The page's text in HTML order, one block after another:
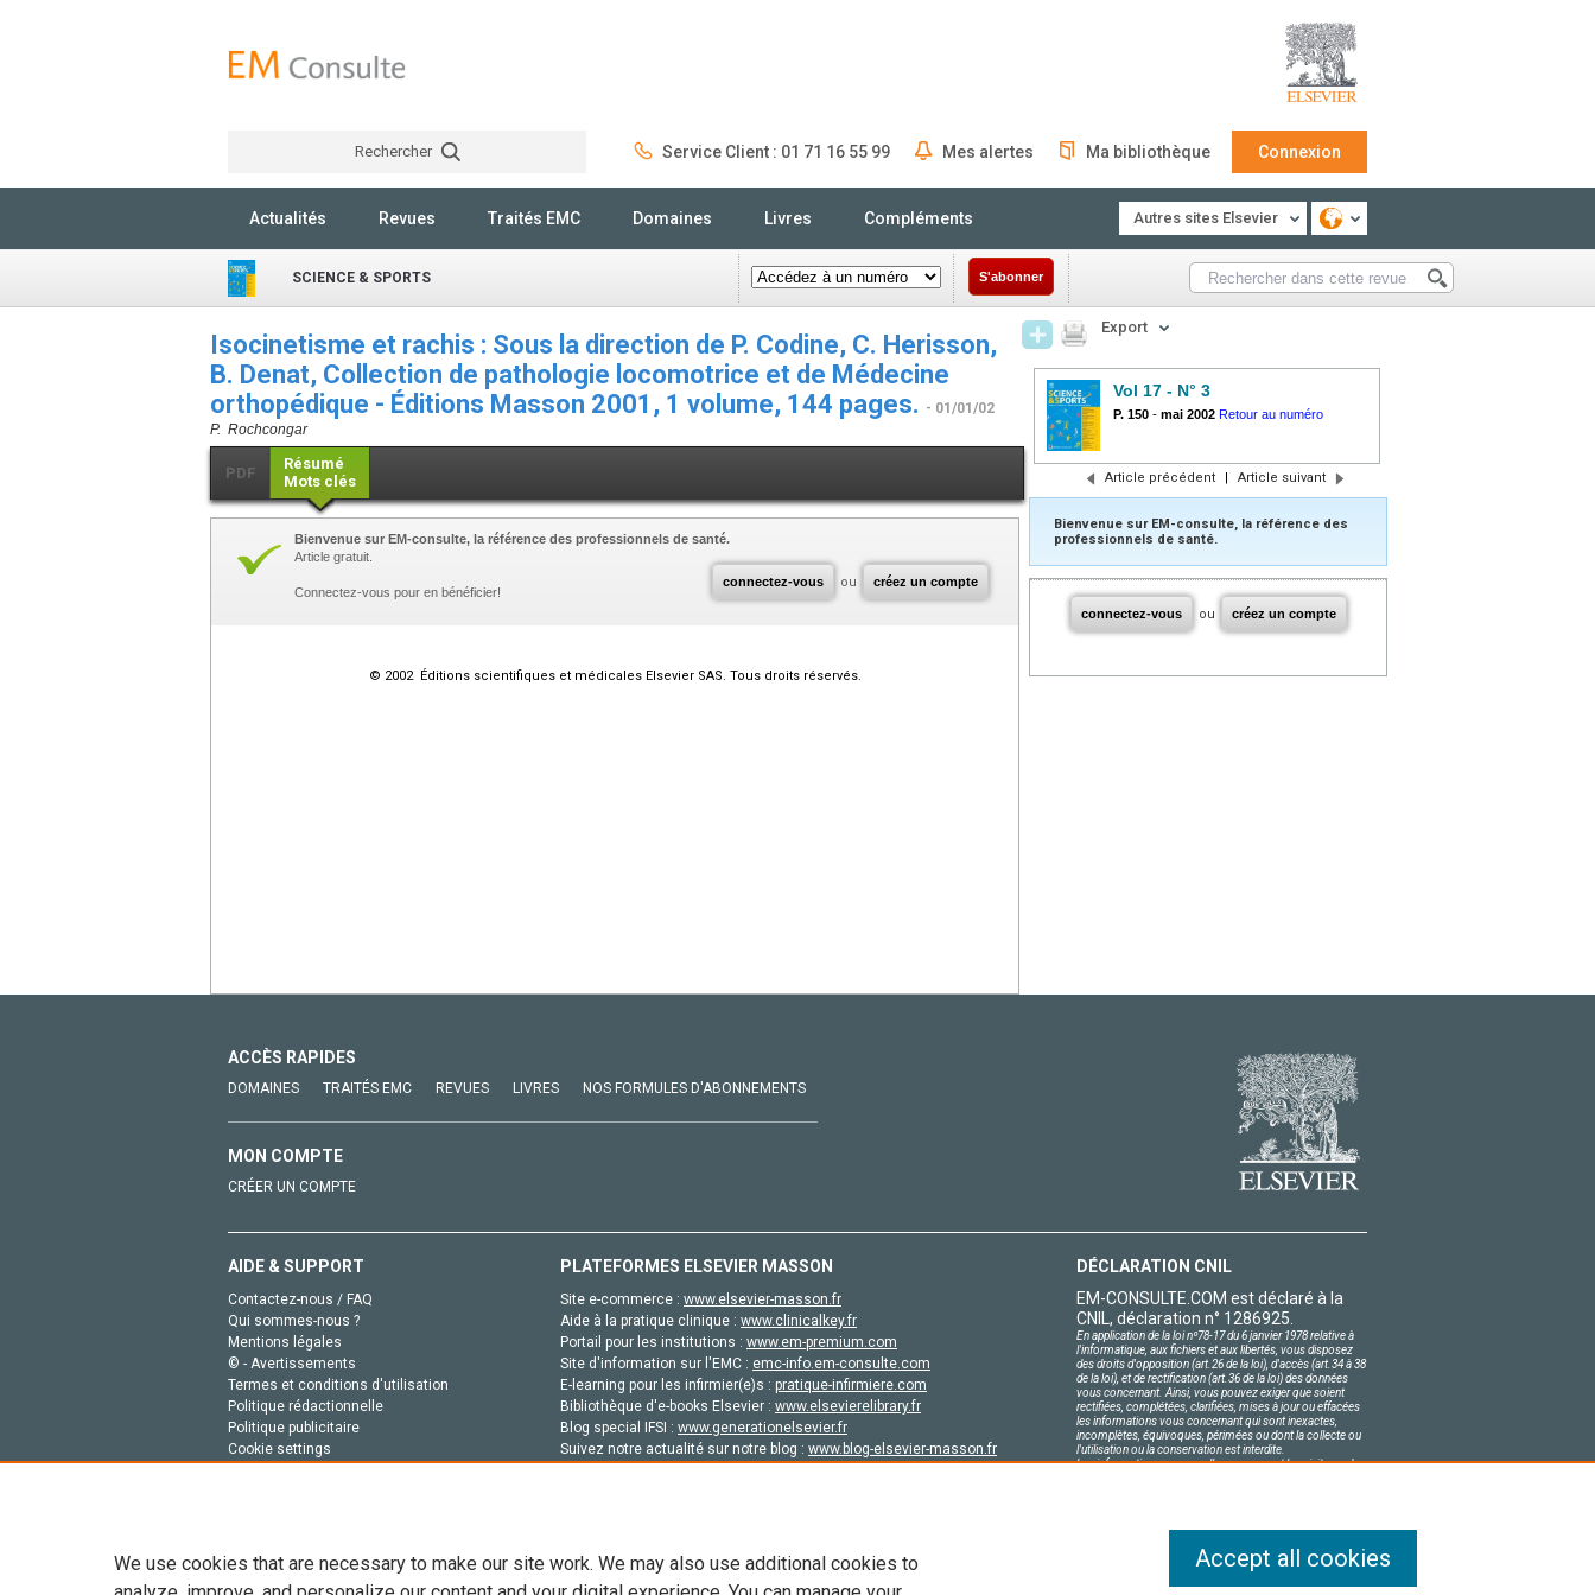
Rechercher Service Client : 01 71 16 55 99 Mes alertes Ma bibliothèque Connexion
Actualités Revues Traités EMC Domaines Livres Compléments Autres sites Elsevier
SCIENCE & SPORTS S'abonner
Isocinetisme et rachis : Sous la direction de P. Codine, C. Herisson,
B. Denat, Collection de pathologie locomotrice et de Médecine
orthopédique - Éditions Masson 2001, 1 volume, 144 pages. - 01/01/02
P. Rochcongar
PDF
Résumé
Mots clés
connectez-vous ou créez un compte
Bienvenue sur EM-consulte, la référence des professionnels de santé.
Article gratuit.
Connectez-vous pour en bénéficier!
© 2002 Éditions scientifiques et médicales Elsevier SAS. Tous droits réservés.
Export
Vol 17 - N° 3
P. 150 - mai 2002 Retour au numéro
Article précédent | Article suivant
Bienvenue sur EM-consulte, la référence des
professionnels de santé.
connectez-vous ou créez un compte
ACCÈS RAPIDES
DOMAINES TRAITÉS EMC REVUES LIVRES NOS FORMULES D'ABONNEMENTS
MON COMPTE
CRÉER UN COMPTE
AIDE & SUPPORT
Contactez-nous / FAQ
Qui sommes-nous ?
Mentions légales
© - Avertissements
Termes et conditions d'utilisation
Politique rédactionnelle
Politique publicitaire
Cookie settings
PLATEFORMES ELSEVIER MASSON
Site e-commerce : www.elsevier-masson.fr
Aide à la pratique clinique : www.clinicalkey.fr
Portail pour les institutions : www.em-premium.com
Site d'information sur l'EMC : emc-info.em-consulte.com
E-learning pour les infirmier(e)s : pratique-infirmiere.com
Bibliothèque d'e-books Elsevier : www.elsevierelibrary.fr
Blog special IFSI : www.generationelsevier.fr
Suivez notre actualité sur notre blog : www.blog-elsevier-masson.fr
DÉCLARATION CNIL
EM-CONSULTE.COM est déclaré à la
CNIL, déclaration n° 1286925.
En application de la loi nº78-17 du 6 janvier 1978 relative à
l'informatique, aux fichiers et aux libertés, vous disposez
des droits d'opposition (art.26 de la loi), d'accès (art.34 à 38
de la loi), et de rectification (art.36 de la loi) des données
vous concernant. Ainsi, vous pouvez exiger que soient
rectifiées, complétées, clarifiées, mises à jour ou effacées
les informations vous concernant qui sont inexactes,
incomplètes, équivoques, périmées ou dont la collecte ou
l'utilisation ou la conservation est interdite.
Les informations personnelles concernant les visiteurs de
We use cookies that are necessary to make our site work. We may also use additional cookies to
Accept all cookies